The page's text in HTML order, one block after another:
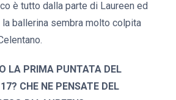
è tutto dalla parte di Laureen ed
la ballerina sembra molto colpita
LA PRIMA PUNTATA DEL
CHE NE PENSATE DEL